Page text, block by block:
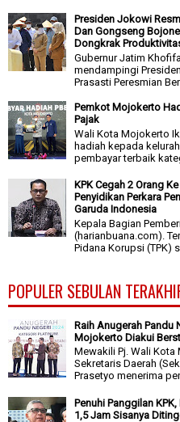
Presiden Jokowi
Dan Gongseng
Dongkrak
Gubernur Jatim
mendampingi
Prasasti Peresmian
Pemkot Mojokerto
Pajak
Wali Kota Mojokerto
hadiah kepada
pembayar terbaik
KPK Cegah 2 Orang
Penyidikan Perkara
Garuda Indonesia
Kepala Bagian
(harianbuana.com).
Pidana Korupsi (TPK)
POPULER SEBULAN
Raih Anugerah Pandu
Mojokerto Diakui
Mewakili Pj. Wali
Sekretaris Daerah
Prasetyo menerima
Penuhi Panggilan
1,5 Jam Sisanya